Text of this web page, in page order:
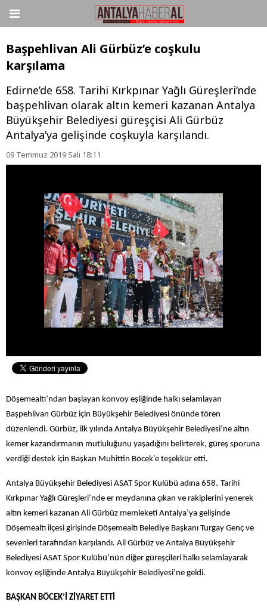
Başpehlivan Ali Gürbüz’e coşkulu
karşılama
Edirne’de 658. Tarihi Kırkpınar Yağlı Güreşleri’nde
başpehlivan olarak altın kemeri kazanan Antalya
Büyükşehir Belediyesi güreşçisi Ali Gürbüz
Antalya’ya gelişinde coşkuyla karşılandı.
09 Temmuz 2019 Salı 18:11
Döşemealtı’ndan başlayan konvoy eşliğinde halkı selamlayan
Başpehlivan Gürbüz için Büyükşehir Belediyesi önünde tören
düzenlendi. Gürbüz, ilk yılında Antalya Büyükşehir Belediyesi’ne altın
kemer kazandırmanın mutluluğunu yaşadığını belirterek, güreş sporuna
verdiği destek için Başkan Muhittin Böcek’e teşekkür etti.
Antalya Büyükşehir Belediyesi ASAT Spor Kulübü adına 658. Tarihi
Kırkpınar Yağlı Güreşleri’nde er meydanına çıkan ve rakiplerini yenerek
altın kemeri kazanan Ali Gürbüz memleketi Antalya’ya gelişinde
Döşemealtı ilçesi girişinde Döşemealtı Belediye Başkanı Turgay Genç ve
sevenleri tarafından karşılandı. Ali Gürbüz ve Antalya Büyükşehir
Belediyesi ASAT Spor Kulübü’nün diğer güreşçileri halkı selamlayarak
konvoy eşliğinde Antalya Büyükşehir Belediyesi’ne geldi.
BAŞKAN BÖCEK’İ ZİYARET ETTİ